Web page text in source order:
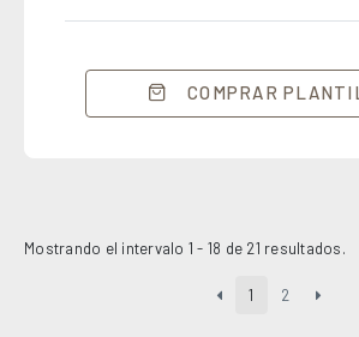
COMPRAR
Mostrando el intervalo 1 - 18 de 21 resultados.
1 2